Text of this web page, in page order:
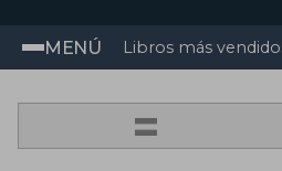
MENÚ Libros más
=